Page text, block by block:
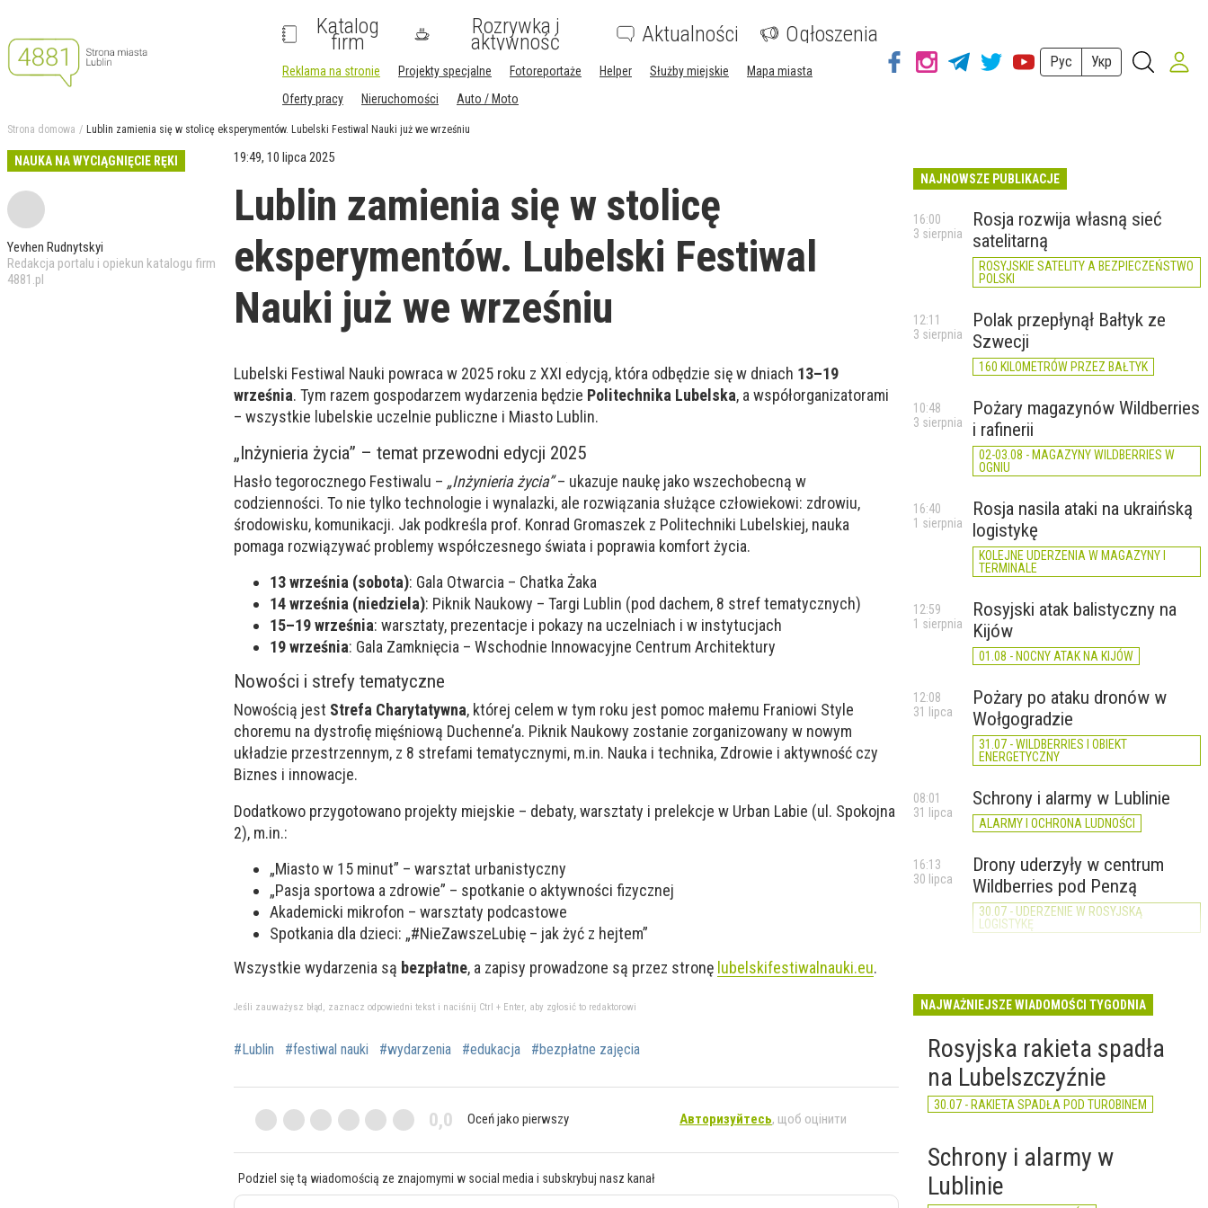
Katalog
firm
Rozrywka i
aktywność Aktualności Ogłoszenia
Reklama na stronie Projekty specjalne Fotoreportaże Helper Służby miejskie
Mapa miasta
Oferty pracy
Nieruchomości Auto / Moto
Рус Укр
Strona domowa Lublin zamienia się w stolicę eksperymentów. Lubelski Festiwal Nauki już we wrześniu
NAUKA NA WYCIĄGNIĘCIE RĘKI
Yevhen Rudnytskyi
Redakcja portalu i opiekun katalogu firm
4881.pl
19:49, 10 lipca 2025
Lublin zamienia się w stolicę
eksperymentów. Lubelski Festiwal
Nauki już we wrześniu
Lubelski Festiwal Nauki powraca w 2025 roku z XXI edycją, która odbędzie się w dniach 13–19
września. Tym razem gospodarzem wydarzenia będzie Politechnika Lubelska, a współorganizatorami
– wszystkie lubelskie uczelnie publiczne i Miasto Lublin.
„Inżynieria życia” – temat przewodni edycji 2025
Hasło tegorocznego Festiwalu – „Inżynieria życia”– ukazuje naukę jako wszechobecną w
codzienności. To nie tylko technologie i wynalazki, ale rozwiązania służące człowiekowi: zdrowiu,
środowisku, komunikacji. Jak podkreśla prof. Konrad Gromaszek z Politechniki Lubelskiej, nauka
pomaga rozwiązywać problemy współczesnego świata i poprawia komfort życia.
13 września (sobota): Gala Otwarcia – Chatka Żaka
14 września (niedziela): Piknik Naukowy – Targi Lublin (pod dachem, 8 stref tematycznych)
15–19 września: warsztaty, prezentacje i pokazy na uczelniach i w instytucjach
19 września: Gala Zamknięcia – Wschodnie Innowacyjne Centrum Architektury
Nowości i strefy tematyczne
Nowością jest Strefa Charytatywna, której celem w tym roku jest pomoc małemu Franiowi Style
choremu na dystrofię mięśniową Duchenne’a. Piknik Naukowy zostanie zorganizowany w nowym
układzie przestrzennym, z 8 strefami tematycznymi, m.in. Nauka i technika, Zdrowie i aktywność czy
Biznes i innowacje.
Dodatkowo przygotowano projekty miejskie – debaty, warsztaty i prelekcje w Urban Labie (ul. Spokojna
2), m.in.:
„Miasto w 15 minut” – warsztat urbanistyczny
„Pasja sportowa a zdrowie” – spotkanie o aktywności fizycznej
Akademicki mikrofon – warsztaty podcastowe
Spotkania dla dzieci: „#NieZawszeLubię – jak żyć z hejtem”
Wszystkie wydarzenia są bezpłatne, a zapisy prowadzone są przez stronę lubelskifestiwalnauki.eu.
Jeśli zauważysz błąd, zaznacz odpowiedni tekst i naciśnij Ctrl + Enter, aby zgłosić to redaktorowi
#Lublin #festiwal nauki #wydarzenia #edukacja #bezpłatne zajęcia
0,0 Oceń jako pierwszy Авторизуйтесь, щоб оцінити
Podziel się tą wiadomością ze znajomymi w social media i subskrybuj nasz kanał
NAJNOWSZE PUBLIKACJE
Rosja rozwija własną sieć
satelitarną
ROSYJSKIE SATELITY A BEZPIECZEŃSTWO
POLSKI
16:00
3 sierpnia
Polak przepłynął Bałtyk ze
Szwecji
160 KILOMETRÓW PRZEZ BAŁTYK
12:11
3 sierpnia
Pożary magazynów Wildberries
i rafinerii
02-03.08 - MAGAZYNY WILDBERRIES W
OGNIU
10:48
3 sierpnia
Rosja nasila ataki na ukraińską
logistykę
KOLEJNE UDERZENIA W MAGAZYNY I
TERMINALE
16:40
1 sierpnia
Rosyjski atak balistyczny na
Kijów
01.08 - NOCNY ATAK NA KIJÓW
12:59
1 sierpnia
Pożary po ataku dronów w
Wołgogradzie
31.07 - WILDBERRIES I OBIEKT
ENERGETYCZNY
12:08
31 lipca
Schrony i alarmy w Lublinie
ALARMY I OCHRONA LUDNOŚCI
08:01
31 lipca
Drony uderzyły w centrum
Wildberries pod Penzą
30.07 - UDERZENIE W ROSYJSKĄ
LOGISTYKĘ
16:13
30 lipca
NAJWAŻNIEJSZE WIADOMOŚCI TYGODNIA
Rosyjska rakieta spadła
na Lubelszczyźnie
30.07 - RAKIETA SPADŁA POD TUROBINEM
Schrony i alarmy w
Lublinie